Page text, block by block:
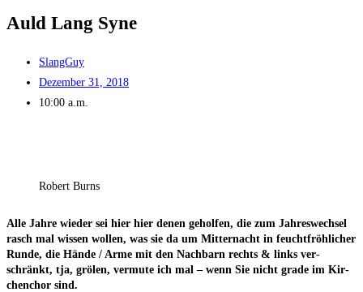
Auld Lang Syne
SlangGuy
Dezember 31, 2018
10:00 a.m.
Robert Burns
Alle Jah­re wie­der sei hier hier denen gehol­fen, die zum Jah­res­wech­sel
rasch mal wis­sen wol­len, was sie da um Mit­ter­nacht in feucht­fröh­li­cher
Run­de, die Hän­de / Arme mit den Nach­barn rechts & links ver­
schränkt, tja, grö­len, ver­mu­te ich mal – wenn Sie nicht gra­de im Kir­
chen­chor sind.